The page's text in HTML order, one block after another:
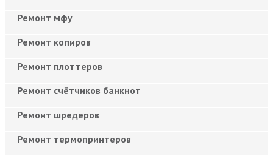
Ремонт мфу
Ремонт копиров
Ремонт плоттеров
Ремонт счётчиков банкнот
Ремонт шредеров
Ремонт термопринтеров